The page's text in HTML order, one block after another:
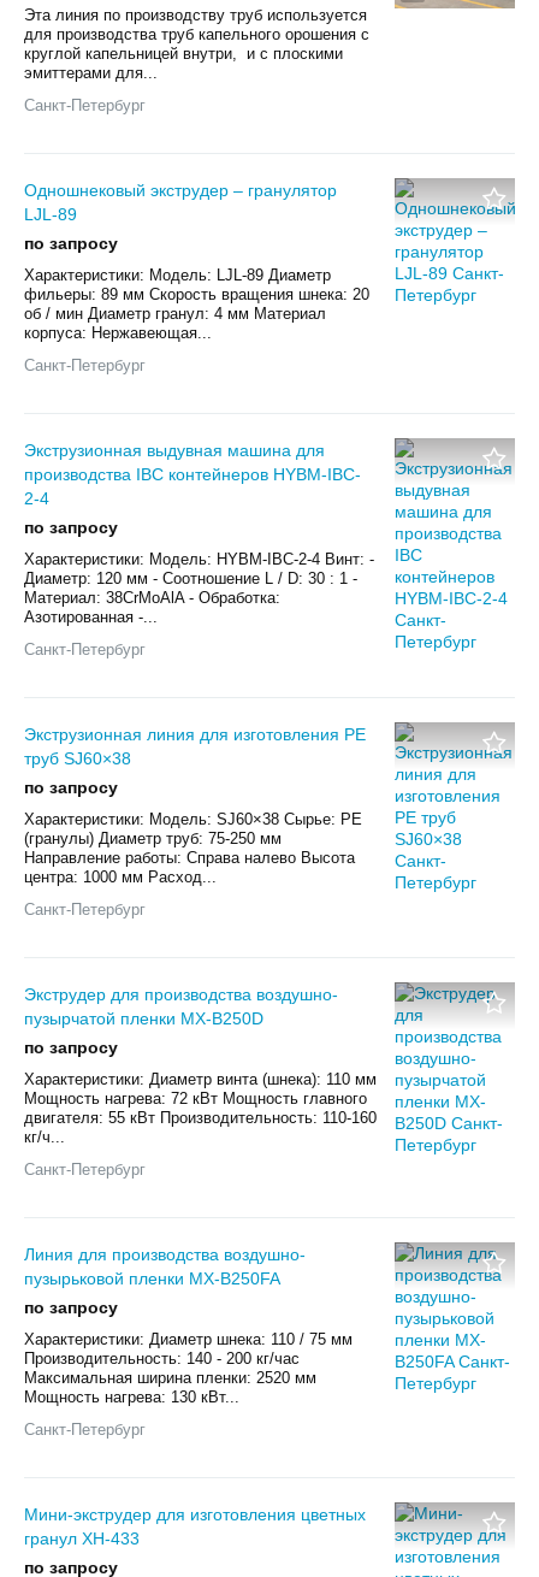
Эта линия по производству труб используется
для производства труб капельного орошения с
круглой капельницей внутри, и с плоскими
эмиттерами для...
Санкт-Петербург
Одношнековый экструдер – гранулятор
LJL-89
по запросу
Характеристики: Модель: LJL-89 Диаметр
фильеры: 89 мм Скорость вращения шнека: 20
об / мин Диаметр гранул: 4 мм Материал
корпуса: Нержавеющая...
Санкт-Петербург
Экструзионная выдувная машина для
производства IBC контейнеров HYBM-IBC-
2-4
по запросу
Характеристики: Модель: HYBM-IBC-2-4 Винт: -
Диаметр: 120 мм - Соотношение L / D: 30 : 1 -
Материал: 38CrMoAlA - Обработка:
Азотированная -...
Санкт-Петербург
Экструзионная линия для изготовления PE
труб SJ60×38
по запросу
Характеристики: Модель: SJ60×38 Сырье: PE
(гранулы) Диаметр труб: 75-250 мм
Направление работы: Справа налево Высота
центра: 1000 мм Расход...
Санкт-Петербург
Экструдер для производства воздушно-
пузырчатой пленки MX-B250D
по запросу
Характеристики: Диаметр винта (шнека): 110 мм
Мощность нагрева: 72 кВт Мощность главного
двигателя: 55 кВт Производительность: 110-160
кг/ч...
Санкт-Петербург
Линия для производства воздушно-
пузырьковой пленки MX-B250FA
по запросу
Характеристики: Диаметр шнека: 110 / 75 мм
Производительность: 140 - 200 кг/час
Максимальная ширина пленки: 2520 мм
Мощность нагрева: 130 кВт...
Санкт-Петербург
Мини-экструдер для изготовления цветных
гранул XH-433
по запросу